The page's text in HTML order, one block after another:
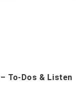
To-Dos & Listen